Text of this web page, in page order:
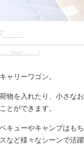
ャリーワゴン。
物を入れたり、小さな
とができます。
キューやキャンプはも
など様々なシーンで活躍